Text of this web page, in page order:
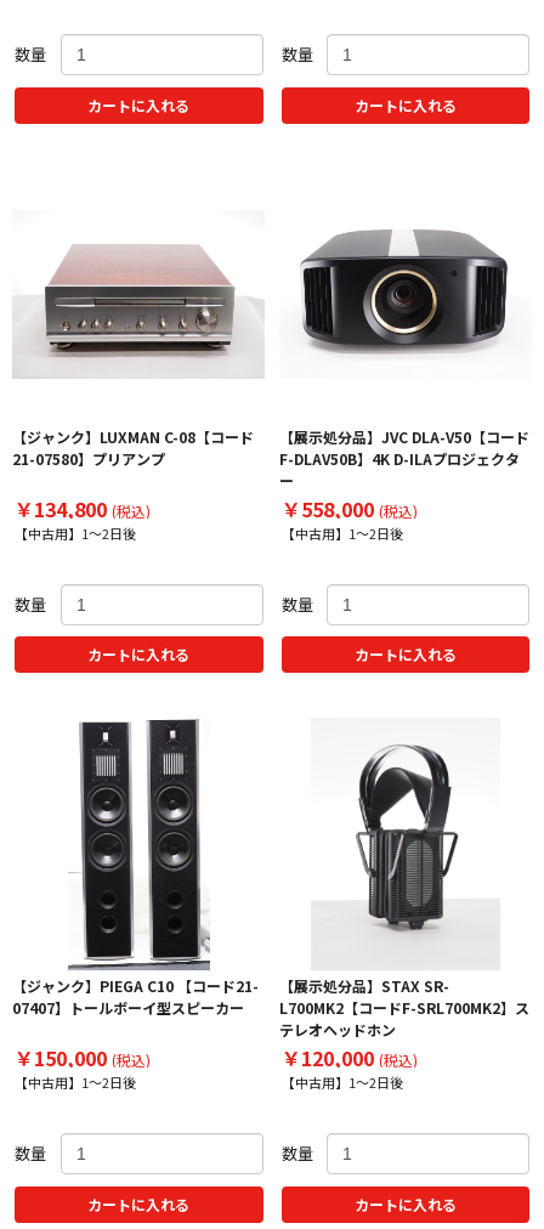
数量
カートに入れる
数量
カートに入れる
【ジャンク】LUXMAN C-08【コード
21-07580】プリアンプ
￥134,800 (税込)
【中古用】1～2日後
数量
カートに入れる
【展示処分品】JVC DLA-V50【コード
F-DLAV50B】4K D-ILAプロジェクタ
ー
￥558,000 (税込)
【中古用】1～2日後
数量
カートに入れる
【ジャンク】PIEGA C10 【コード21-
07407】トールボーイ型スピーカー
￥150,000 (税込)
【中古用】1～2日後
数量
カートに入れる
【展示処分品】STAX SR-
L700MK2【コードF-SRL700MK2】ス
テレオヘッドホン
￥120,000 (税込)
【中古用】1～2日後
数量
カートに入れる